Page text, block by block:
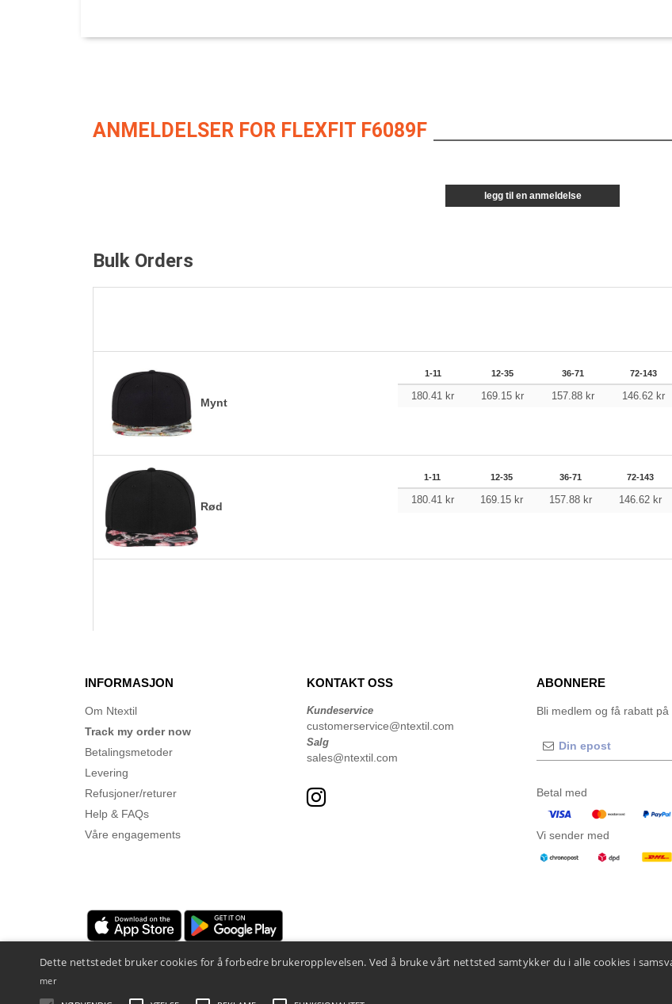
ANMELDELSER FOR FLEXFIT F6089F
legg til en anmeldelse
Bulk Orders
Mynt
1-11 12-35 36-71 72-143
180.41 kr 169.15 kr 157.88 kr 146.62 kr
Rød
1-11 12-35 36-71 72-143
180.41 kr 169.15 kr 157.88 kr 146.62 kr
INFORMASJON
Om Ntextil
Track my order now
Betalingsmetoder
Levering
Refusjoner/returer
Help & FAQs
Våre engagements
KONTAKT OSS
Kundeservice
customerservice@ntextil.com
Salg
sales@ntextil.com
ABONNERE
Bli medlem og få rabatt på
Betal med
Vi sender med
Dette nettstedet bruker cookies for å forbedre brukeropplevelsen. Ved å bruke vårt nettsted samtykker du i alle cookies i
mer